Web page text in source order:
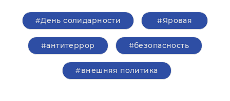
#День солидарности #Яровая
#антитеррор #безопасность
#внешняя политика